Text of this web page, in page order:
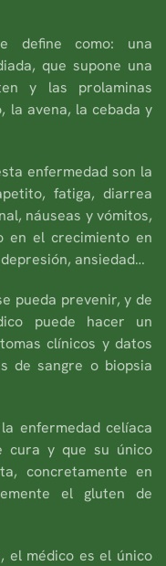
define como: una
que supone una
y las prolaminas
la avena, la cebada y
enfermedad son la
fatiga, diarrea
náuseas y vómitos,
en el crecimiento en
ansiedad…
pueda prevenir, y de
puede hacer un
clínicos y datos
de sangre o biopsia
enfermedad celíaca
cura y que su único
concretamente en
el gluten de
el médico es el único